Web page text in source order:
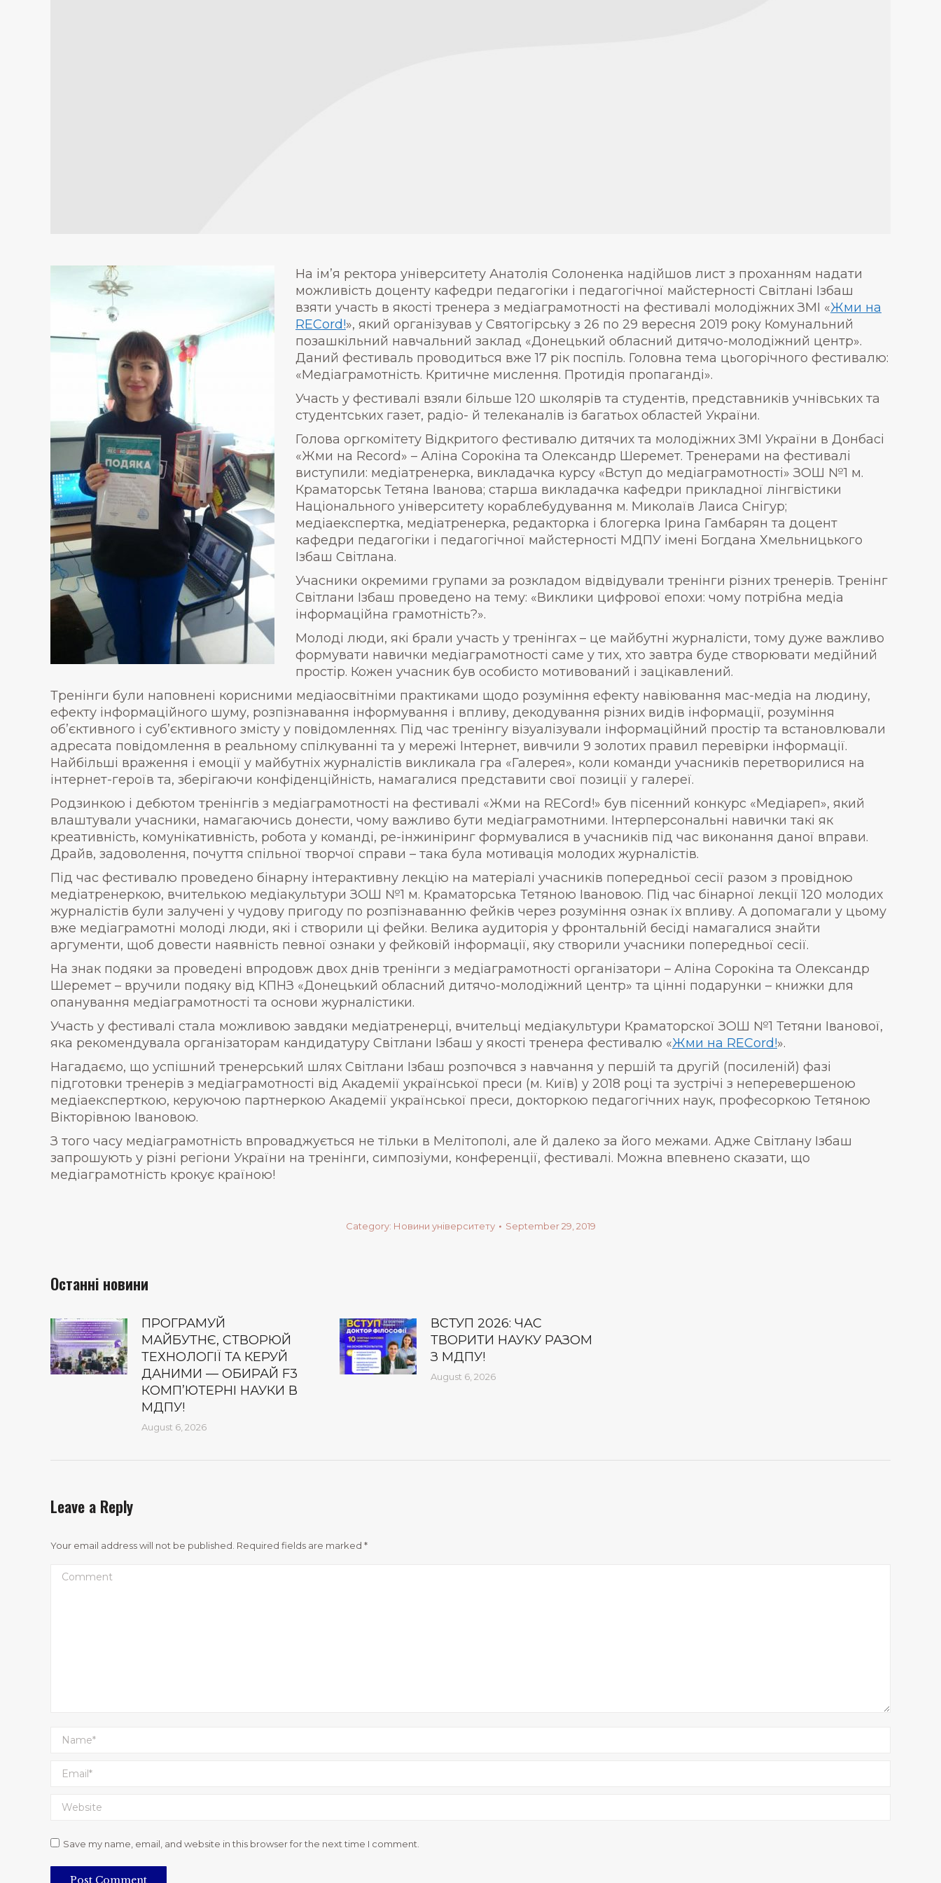
На ім’я ректора університету Анатолія Солоненка надійшов лист з проханням надати
можливість доценту кафедри педагогіки і педагогічної майстерності Світлані Ізбаш
взяти участь в якості тренера з медіаграмотності на фестивалі молодіжних ЗМІ «Жми на
RECord!», який організував у Святогірську з 26 по 29 вересня 2019 року Комунальний
позашкільний навчальний заклад «Донецький обласний дитячо-молодіжний центр».
Даний фестиваль проводиться вже 17 рік поспіль. Головна тема цьогорічного фестивалю:
«Медіаграмотність. Критичне мислення. Протидія пропаганді».
Участь у фестивалі взяли більше 120 школярів та студентів, представників учнівських та
студентських газет, радіо- й телеканалів із багатьох областей України.
Голова оргкомітету Відкритого фестивалю дитячих та молодіжних ЗМІ України в Донбасі
«Жми на Record» – Аліна Сорокіна та Олександр Шеремет. Тренерами на фестивалі
виступили: медіатренерка, викладачка курсу «Вступ до медіаграмотності» ЗОШ №1 м.
Краматорськ Тетяна Іванова; старша викладачка кафедри прикладної лінгвістики
Національного університету кораблебудування м. Миколаїв Лаиса Снігур;
медіаекспертка, медіатренерка, редакторка і блогерка Ірина Гамбарян та доцент
кафедри педагогіки і педагогічної майстерності МДПУ імені Богдана Хмельницького
Ізбаш Світлана.
Учасники окремими групами за розкладом відвідували тренінги різних тренерів. Тренінг
Світлани Ізбаш проведено на тему: «Виклики цифрової епохи: чому потрібна медіа
інформаційна грамотність?».
Молоді люди, які брали участь у тренінгах – це майбутні журналісти, тому дуже важливо
формувати навички медіаграмотності саме у тих, хто завтра буде створювати медійний
простір. Кожен учасник був особисто мотивований і зацікавлений.
Тренінги були наповнені корисними медіаосвітніми практиками щодо розуміння ефекту навіювання мас-медіа на людину,
ефекту інформаційного шуму, розпізнавання інформування і впливу, декодування різних видів інформації, розуміння
об’єктивного і суб’єктивного змісту у повідомленнях. Під час тренінгу візуалізували інформаційний простір та встановлювали
адресата повідомлення в реальному спілкуванні та у мережі Інтернет, вивчили 9 золотих правил перевірки інформації.
Найбільші враження і емоції у майбутніх журналістів викликала гра «Галерея», коли команди учасників перетворилися на
інтернет-героїв та, зберігаючи конфіденційність, намагалися представити свої позиції у галереї.
Родзинкою і дебютом тренінгів з медіаграмотності на фестивалі «Жми на RECord!» був пісенний конкурс «Медіареп», який
влаштували учасники, намагаючись донести, чому важливо бути медіаграмотними. Інтерперсональні навички такі як
креативність, комунікативність, робота у команді, ре-інжиніринг формувалися в учасників під час виконання даної вправи.
Драйв, задоволення, почуття спільної творчої справи – така була мотивація молодих журналістів.
Під час фестивалю проведено бінарну інтерактивну лекцію на матеріалі учасників попередньої сесії разом з провідною
медіатренеркою, вчителькою медіакультури ЗОШ №1 м. Краматорська Тетяною Івановою. Під час бінарної лекції 120 молодих
журналістів були залучені у чудову пригоду по розпізнаванню фейків через розуміння ознак їх впливу. А допомагали у цьому
вже медіаграмотні молоді люди, які і створили ці фейки. Велика аудиторія у фронтальній бесіді намагалися знайти
аргументи, щоб довести наявність певної ознаки у фейковій інформації, яку створили учасники попередньої сесії.
На знак подяки за проведені впродовж двох днів тренінги з медіаграмотності організатори – Аліна Сорокіна та Олександр
Шеремет – вручили подяку від КПНЗ «Донецький обласний дитячо-молодіжний центр» та цінні подарунки – книжки для
опанування медіаграмотності та основи журналістики.
Участь у фестивалі стала можливою завдяки медіатренерці, вчительці медіакультури Краматорскої ЗОШ №1 Тетяни Іванової,
яка рекомендувала організаторам кандидатуру Світлани Ізбаш у якості тренера фестивалю «Жми на RECord!».
Нагадаємо, що успішний тренерський шлях Світлани Ізбаш розпочвся з навчання у першій та другій (посиленій) фазі
підготовки тренерів з медіаграмотності від Академії української преси (м. Київ) у 2018 році та зустрічі з неперевершеною
медіаексперткою, керуючою партнеркою Академії української преси, докторкою педагогічних наук, професоркою Тетяною
Вікторівною Івановою.
З того часу медіаграмотність впроваджується не тільки в Мелітополі, але й далеко за його межами. Адже Світлану Ізбаш
запрошують у різні регіони України на тренінги, симпозіуми, конференції, фестивалі. Можна впевнено сказати, що
медіаграмотність крокує країною!
Category: Новини університету September 29, 2019
Останні новини
ПРОГРАМУЙ
МАЙБУТНЄ, СТВОРЮЙ
ТЕХНОЛОГІЇ ТА КЕРУЙ
ДАНИМИ — ОБИРАЙ F3
КОМП’ЮТЕРНІ НАУКИ В
МДПУ!
August 6, 2026
ВСТУП 2026: ЧАС
ТВОРИТИ НАУКУ РАЗОМ
З МДПУ!
August 6, 2026
Leave a Reply
Your email address will not be published. Required fields are marked *
Comment
Name *
Email *
Website
Save my name, email, and website in this browser for the next time I comment.
Post Comment